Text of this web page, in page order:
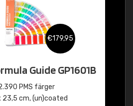
€179,95
Guide GP1601B
PMS färger
23,5 cm, (un)coated